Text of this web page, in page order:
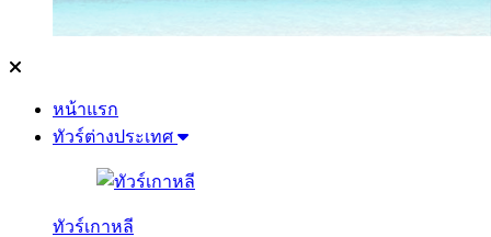
หน้าแรก
ทัวร์ต่างประเทศ
ทัวร์เกาหลี